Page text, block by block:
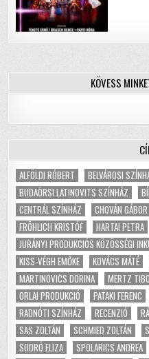
KÖVESS
ALFÖLDI RÓBERT BELVÁROSI
BUDAÖRSI LATINOVITS SZÍNHÁZ
CENTRÁL SZÍNHÁZ
CHOVÁN GÁBOR
FRÖHLICH KRISTÓF
HARTAI PETRA
JURÁNYI PRODUKCIÓS KÖZÖSSÉGI
KISS-VÉGH EMŐKE
KOVÁCS MÁTÉ
MARTINOVICS DORINA
MERTZ
ORLAI PRODUKCIÓ
PATAKI FERENC
RADNÓTI SZÍNHÁZ
RECENZIÓ
SAS ZOLTÁN
SCHMIED ZOLTÁN
SODRÓ ELIZA
SPOLARICS ANDREA